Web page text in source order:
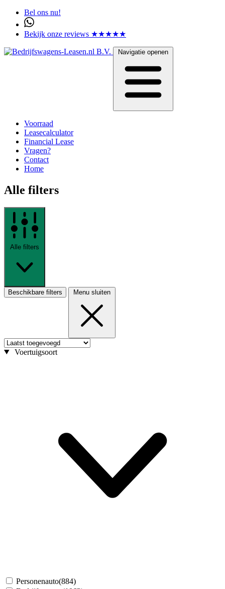
Bel ons nu!
Bekijk onze reviews ★★★★★
Navigatie openen
Voorraad
Leasecalculator
Financial Lease
Vragen?
Contact
Home
Alle filters
Alle filters
Beschikbare filters Menu sluiten
Voertuigsoort
Personenauto(884)